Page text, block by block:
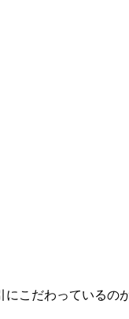
こだわっているの